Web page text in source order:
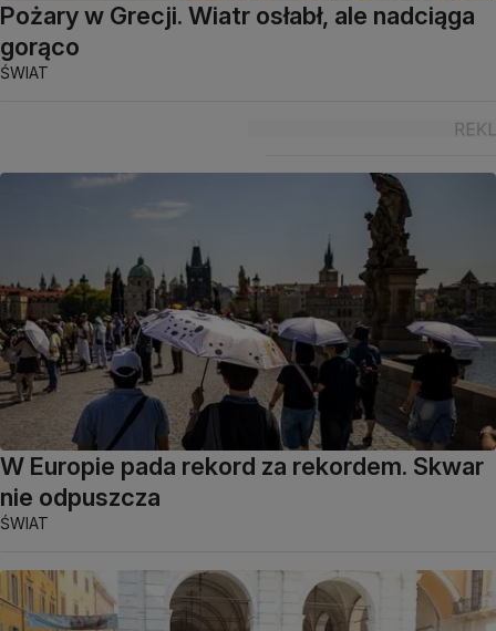
Pożary w Grecji. Wiatr osłabł, ale nadciąga
gorąco
ŚWIAT
W Europie pada rekord za rekordem. Skwar
nie odpuszcza
ŚWIAT